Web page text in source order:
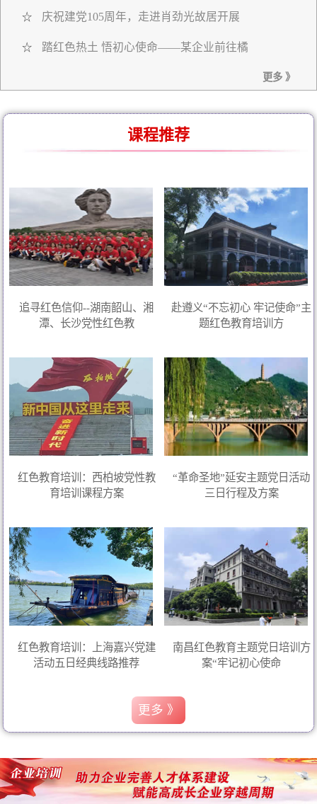
☆ 庆祝建党105周年，走进肖劲光故居开展
☆ 踏红色热土 悟初心使命——某企业前往橘
更多 》
课程推荐
追寻红色信仰--湖南韶山、湘
潭、长沙党性红色教
赴遵义“不忘初心 牢记使命”主
题红色教育培训方
红色教育培训：西柏坡党性教
育培训课程方案
“革命圣地”延安主题党日活动
三日行程及方案
红色教育培训：上海嘉兴党建
活动五日经典线路推荐
南昌红色教育主题党日培训方
案“牢记初心使命
更多 》